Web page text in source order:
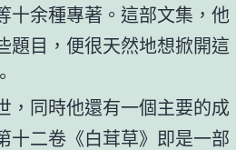
十余種專著。這部文集，他
題目，便很天然地想掀開這
，同時他還有一個主要的成
二卷《白茸草》即是一部